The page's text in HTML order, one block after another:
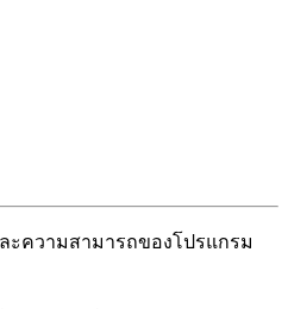
ละความสามารถของโปรแกรม